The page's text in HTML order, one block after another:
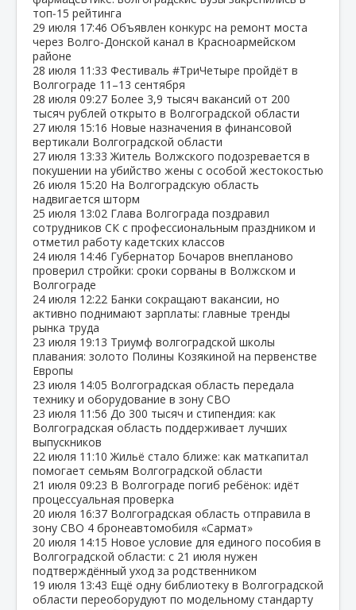
топ‑15 рейтинга
29 июля 17:46 Объявлен конкурс на ремонт моста
через Волго‑Донской канал в Красноармейском
районе
28 июля 11:33 Фестиваль #ТриЧетыре пройдёт в
Волгограде 11–13 сентября
28 июля 09:27 Более 3,9 тысяч вакансий от 200
тысяч рублей открыто в Волгоградской области
27 июля 15:16 Новые назначения в финансовой
вертикали Волгоградской области
27 июля 13:33 Житель Волжского подозревается в
покушении на убийство жены с особой жестокостью
26 июля 15:20 На Волгоградскую область
надвигается шторм
25 июля 13:02 Глава Волгограда поздравил
сотрудников СК с профессиональным праздником и
отметил работу кадетских классов
24 июля 14:46 Губернатор Бочаров внепланово
проверил стройки: сроки сорваны в Волжском и
Волгограде
24 июля 12:22 Банки сокращают вакансии, но
активно поднимают зарплаты: главные тренды
рынка труда
23 июля 19:13 Триумф волгоградской школы
плавания: золото Полины Козякиной на первенстве
Европы
23 июля 14:05 Волгоградская область передала
технику и оборудование в зону СВО
23 июля 11:56 До 300 тысяч и стипендия: как
Волгоградская область поддерживает лучших
выпускников
22 июля 11:10 Жильё стало ближе: как маткапитал
помогает семьям Волгоградской области
21 июля 09:23 В Волгограде погиб ребёнок: идёт
процессуальная проверка
20 июля 16:37 Волгоградская область отправила в
зону СВО 4 бронеавтомобиля «Сармат»
20 июля 14:15 Новое условие для единого пособия в
Волгоградской области: с 21 июля нужен
подтверждённый уход за родственником
19 июля 13:43 Ещё одну библиотеку в Волгоградской
области переоборудуют по модельному стандарту